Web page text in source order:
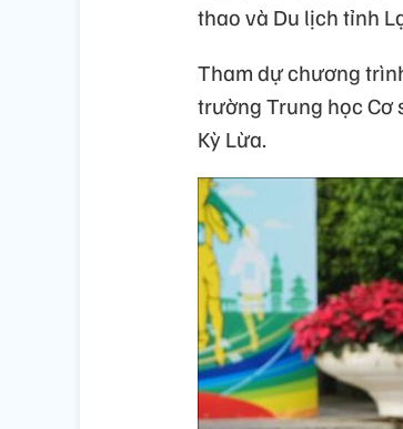
thao và Du lịch tỉnh
Tham dự chương
trường Trung học Cơ
Kỳ Lừa.